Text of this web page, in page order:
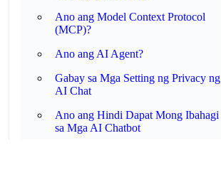
Ano ang Model Context Protocol
(MCP)?
Ano ang AI Agent?
Gabay sa Mga Setting ng Privacy ng
AI Chat
Ano ang Hindi Dapat Mong Ibahagi
sa Mga AI Chatbot